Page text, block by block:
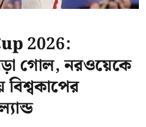
2026:
গোল, নরওয়েকে